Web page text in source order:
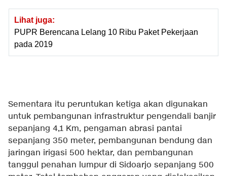
Lihat juga:
PUPR Berencana Lelang 10 Ribu Paket Pekerjaan
pada 2019
Sementara itu peruntukan ketiga akan digunakan
untuk pembangunan infrastruktur pengendali banjir
sepanjang 4,1 Km, pengaman abrasi pantai
sepanjang 350 meter, pembangunan bendung dan
jaringan irigasi 500 hektar, dan pembangunan
tanggul penahan lumpur di Sidoarjo sepanjang 500